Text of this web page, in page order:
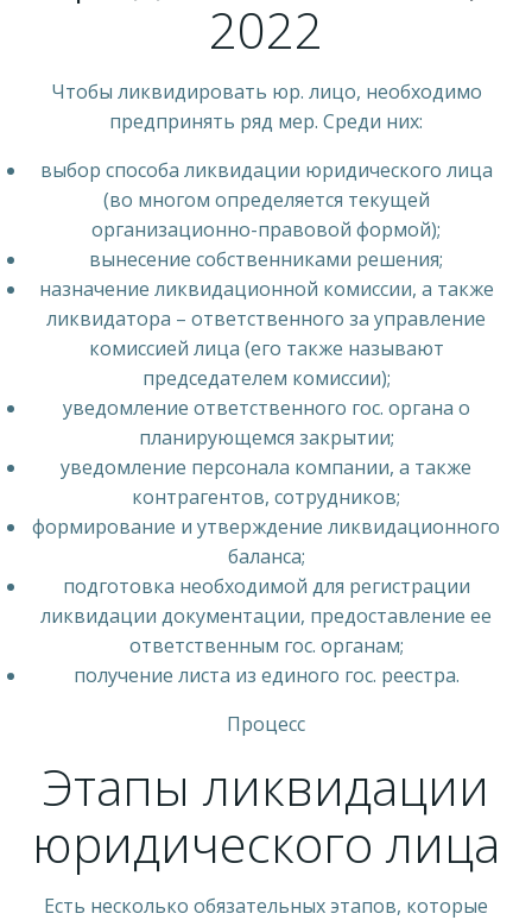
2022
Чтобы ликвидировать юр. лицо, необходимо
предпринять ряд мер. Среди них:
выбор способа ликвидации юридического лица
(во многом определяется текущей
организационно-правовой формой);
вынесение собственниками решения;
назначение ликвидационной комиссии, а также
ликвидатора – ответственного за управление
комиссией лица (его также называют
председателем комиссии);
уведомление ответственного гос. органа о
планирующемся закрытии;
уведомление персонала компании, а также
контрагентов, сотрудников;
формирование и утверждение ликвидационного
баланса;
подготовка необходимой для регистрации
ликвидации документации, предоставление ее
ответственным гос. органам;
получение листа из единого гос. реестра.
Процесс
Этапы ликвидации
юридического лица
Есть несколько обязательных этапов, которые